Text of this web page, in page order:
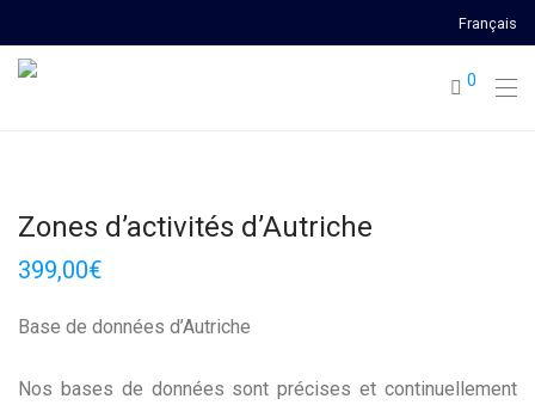
Français
0
Zones d’activités d’Autriche
399,00€
Base de données d’Autriche
Nos bases de données sont précises et continuellement